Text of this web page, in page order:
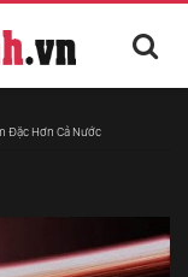
Đặc Hơn Cả Nước